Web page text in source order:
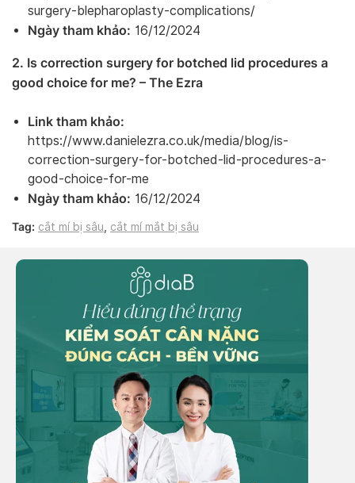
surgery-blepharoplasty-complications/
Ngày tham khảo: 16/12/2024
2. Is correction surgery for botched lid procedures a
good choice for me? – The Ezra
Link tham khảo:
https://www.danielezra.co.uk/media/blog/is-
correction-surgery-for-botched-lid-procedures-a-
good-choice-for-me
Ngày tham khảo: 16/12/2024
Tag: cắt mí bị sâu cắt mí mắt bị sâu